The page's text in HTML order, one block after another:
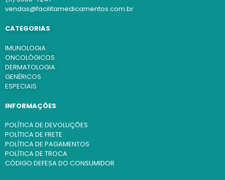
vendas@facilitamedicamentos.com.br
CATEGORIAS
IMUNOLOGIA
ONCOLÓGICOS
DERMATOLOGIA
GENÉRICOS
ESPECIAIS
INFORMAÇÕES
POLÍTICA DE DEVOLUÇÕES
POLÍTICA DE FRETE
POLÍTICA DE PAGAMENTOS
POLÍTICA DE TROCA
CÓDIGO DEFESA DO CONSUMIDOR